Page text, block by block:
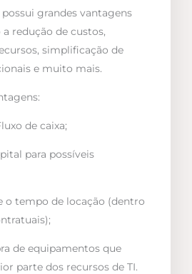
grandes vantagens
redução de custos,
simplificação de
e muito mais.
de caixa;
para possíveis
o tempo de locação (dentro
de equipamentos que
parte dos recursos de TI.